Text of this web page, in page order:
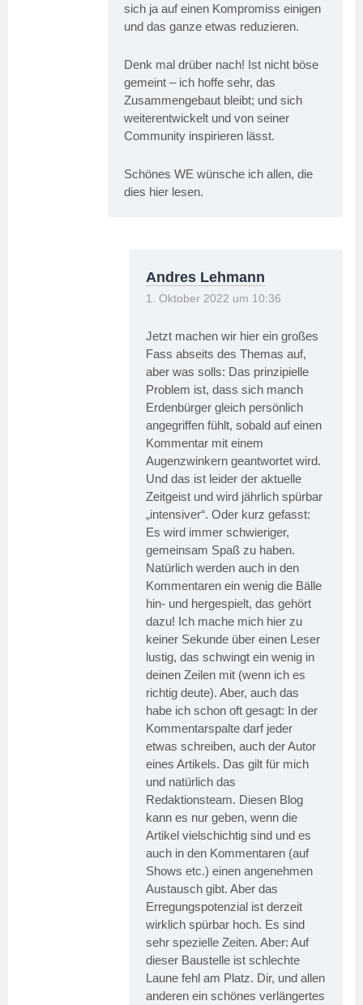
sich ja auf einen Kompromiss einigen
und das ganze etwas reduzieren.
Denk mal drüber nach! Ist nicht böse
gemeint – ich hoffe sehr, das
Zusammengebaut bleibt; und sich
weiterentwickelt und von seiner
Community inspirieren lässt.
Schönes WE wünsche ich allen, die
dies hier lesen.
Andres Lehmann
1. Oktober 2022 um 10:36
Jetzt machen wir hier ein großes
Fass abseits des Themas auf,
aber was solls: Das prinzipielle
Problem ist, dass sich manch
Erdenbürger gleich persönlich
angegriffen fühlt, sobald auf einen
Kommentar mit einem
Augenzwinkern geantwortet wird.
Und das ist leider der aktuelle
Zeitgeist und wird jährlich spürbar
„intensiver“. Oder kurz gefasst:
Es wird immer schwieriger,
gemeinsam Spaß zu haben.
Natürlich werden auch in den
Kommentaren ein wenig die Bälle
hin- und hergespielt, das gehört
dazu! Ich mache mich hier zu
keiner Sekunde über einen Leser
lustig, das schwingt ein wenig in
deinen Zeilen mit (wenn ich es
richtig deute). Aber, auch das
habe ich schon oft gesagt: In der
Kommentarspalte darf jeder
etwas schreiben, auch der Autor
eines Artikels. Das gilt für mich
und natürlich das
Redaktionsteam. Diesen Blog
kann es nur geben, wenn die
Artikel vielschichtig sind und es
auch in den Kommentaren (auf
Shows etc.) einen angenehmen
Austausch gibt. Aber das
Erregungspotenzial ist derzeit
wirklich spürbar hoch. Es sind
sehr spezielle Zeiten. Aber: Auf
dieser Baustelle ist schlechte
Laune fehl am Platz. Dir, und allen
anderen ein schönes verlängertes